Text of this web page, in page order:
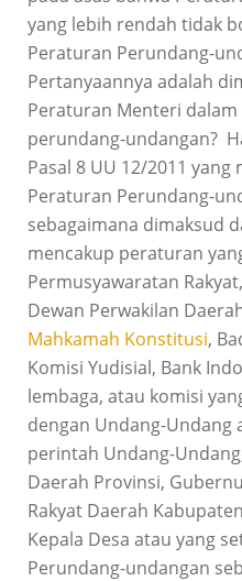
yang lebih rendah tidak
Peraturan Perundang-
Pertanyaannya adalah
Peraturan Menteri
perundang-undangan?
Pasal 8 UU 12/2011 yang
Peraturan Perundang-
sebagaimana dimaksud
mencakup peraturan
Permusyawaratan
Dewan Perwakilan
Mahkamah Konstitusi,
Komisi Yudisial, Bank
lembaga, atau komisi
dengan Undang-Undang
perintah Undang-
Daerah Provinsi,
Rakyat Daerah
Kepala Desa atau yang
Perundang-undangan